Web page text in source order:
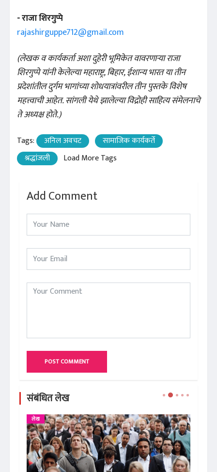
- राजा शिरगुप्पे
rajashirguppe712@gmail.com
(लेखक व कार्यकर्ता अशा दुहेरी भूमिकेत वावरणाऱ्या राजा
शिरगुप्पे यांनी केलेल्या महाराष्ट्र, बिहार, ईशान्य भारत या तीन
प्रदेशांतील दुर्गम भागांच्या शोधयात्रांवरील तीन पुस्तके विशेष
महत्त्वाची आहेत. सांगली येथे झालेल्या विद्रोही साहित्य संमेलनाचे
ते अध्यक्ष होते.)
Tags: अनिल अवचट
सामाजिक कार्यकर्ते
श्रद्धांजली
Load More Tags
Add Comment
POST COMMENT
संबंधित लेख
लेख